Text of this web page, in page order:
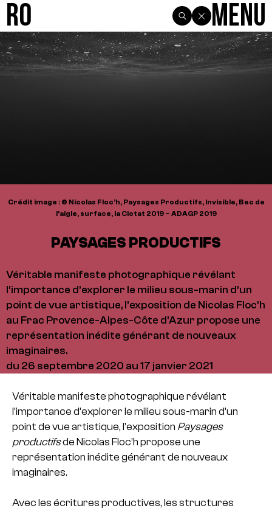
R0 Menu
Crédit image : © Nicolas Floc’h, Paysages Productifs, Invisible, Bec de
l’aigle, surface, la Ciotat 2019 – ADAGP 2019
PAYSAGES PRODUCTIFS
Véritable manifeste photographique révélant
l’importance d’explorer le milieu sous-marin d’un
point de vue artistique, l’exposition de Nicolas Floc’h
au Frac Provence-Alpes-Côte d'Azur propose une
représentation inédite générant de nouveaux
imaginaires.
du 26 septembre 2020 au 17 janvier 2021
Véritable manifeste photographique révélant
l’importance d’explorer le milieu sous-marin d’un
point de vue artistique, l’exposition Paysages
productifsde Nicolas Floc’h propose une
représentation inédite générant de nouveaux
imaginaires.
Avec les écritures productives, les structures